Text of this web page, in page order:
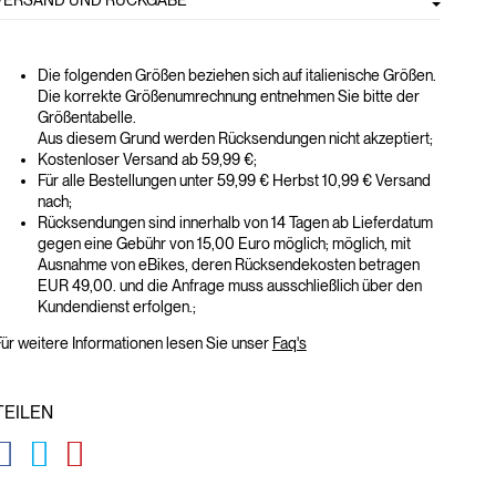
Die folgenden Größen beziehen sich auf italienische Größen.
Die korrekte Größenumrechnung entnehmen Sie bitte der
Größentabelle.
Aus diesem Grund werden Rücksendungen nicht akzeptiert;
Kostenloser Versand ab 59,99 €;
Für alle Bestellungen unter 59,99 € Herbst 10,99 € Versand
nach;
Rücksendungen sind innerhalb von 14 Tagen ab Lieferdatum
gegen eine Gebühr von 15,00 Euro möglich; möglich, mit
Ausnahme von eBikes, deren Rücksendekosten betragen
EUR 49,00. und die Anfrage muss ausschließlich über den
Kundendienst erfolgen.;
weitere Informationen lesen Sie unser Faq's